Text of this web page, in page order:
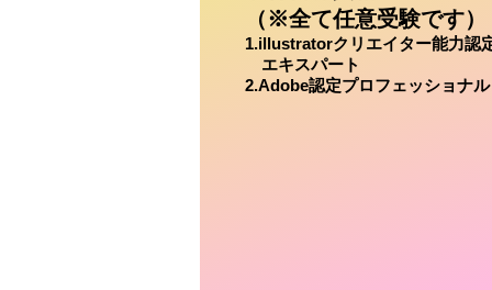
（※全て任意受験です）
1.illustratorクリエイター能力認
​ エキスパート
​2.Adobe認定プロフェッショナ